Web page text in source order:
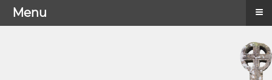
Menu ≡
Menu ≡